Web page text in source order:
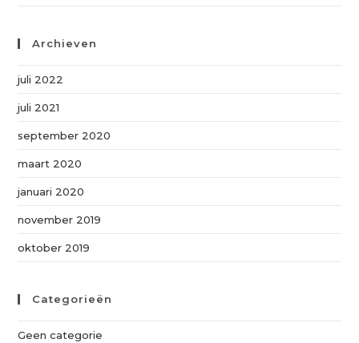
Archieven
juli 2022
juli 2021
september 2020
maart 2020
januari 2020
november 2019
oktober 2019
Categorieën
Geen categorie